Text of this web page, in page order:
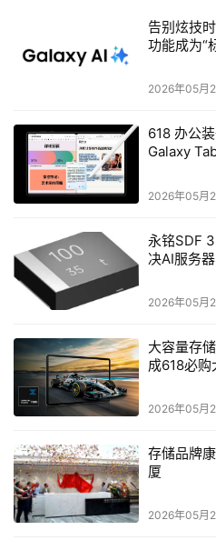
高端手机和智能手机更新很快
的公司，在测试、采购并部署
解决这种问题的方法虽然简单
件和升级软件不会对手机、操
用智能手机时，将产品周期定
新。
2. 应用软件控制。
智能手机的威力在于能运行多
此想当然地根据自己的喜好随
方设法违反这些规定。更合理
操作系统的 Platform
Application Security等安全协
的权限。
3. 出租车因素。
告别炫技
功能成为“
2026年05月
618 办公
Galaxy
2026年05月
永铭SDF
决AI服务
2026年05月
大容量存
成618必购
2026年05月
存储品牌
厦
2026年05月